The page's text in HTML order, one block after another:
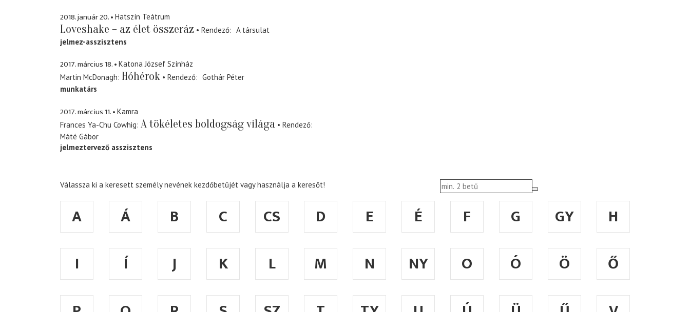
2018. január 20. Hatszín Teátrum
Loveshake – az élet összeráz Rendező
A társulat
jelmez-asszisztens
2017. március 18.
Katona József Színház
Martin McDonagh Hóhérok Rendező
Gothár Péter
munkatárs
2017. március 11.
Kamra
Frances Ya-Chu Cowhig A tökéletes boldogság világa
Rendező
Máté Gábor
jelmeztervező asszisztens
Válassza ki a keresett személy nevének kezdőbetűjét vagy használja a keresőt!
A Á B C CS D E É F G GY
H
I
Í J K L M N NY O Ó Ö
Ő